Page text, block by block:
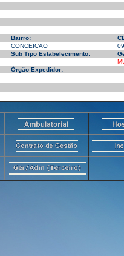
Bairro:
CONCEICAO
Sub Tipo Estabelecimento:
Órgão Expedidor: